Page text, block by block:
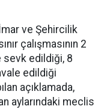
ve Şehircilik
çalışmasının 2
sevk edildiği, 8
edildiği
açıklamada,
aylarındaki meclis